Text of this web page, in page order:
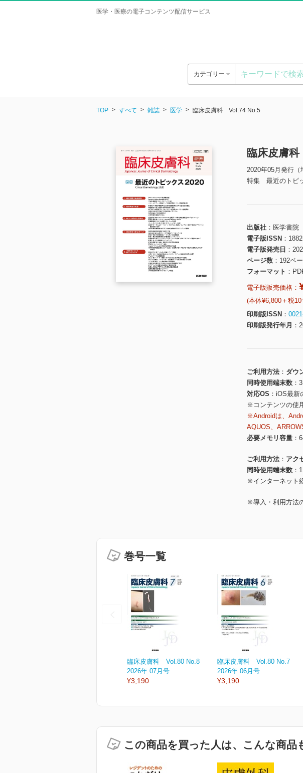
医学・医療の電子コンテンツ配信サービス
カテゴリー
TOP すべて 雑誌 医学 臨床皮膚科 Vol.74 No.5
臨床皮膚
2020年05月発行（
特集 最近のトピ
出版社
医学書院
電子版ISSN
電子版発売日
ページ数
192ペ
フォーマット
電子版販売価格：
(本体¥6,800＋税10
印刷版ISSN
印刷版発行年月
ご利用方法
ダウ
同時使用端末数
3
対応OS
iOS最新
※コンテンツの使
※Androidは、
AQUOS、
必要メモリ容量
ご利用方法
アク
同時使用端末数
1
※インターネット
※導入・利用方法
巻号一覧
臨床皮膚科 Vol.80 No.8
2026年 07月号
¥3,190
臨床皮膚科 Vol.80 No.7
2026年 06月号
¥3,190
この商品を買った人は、こんな商品